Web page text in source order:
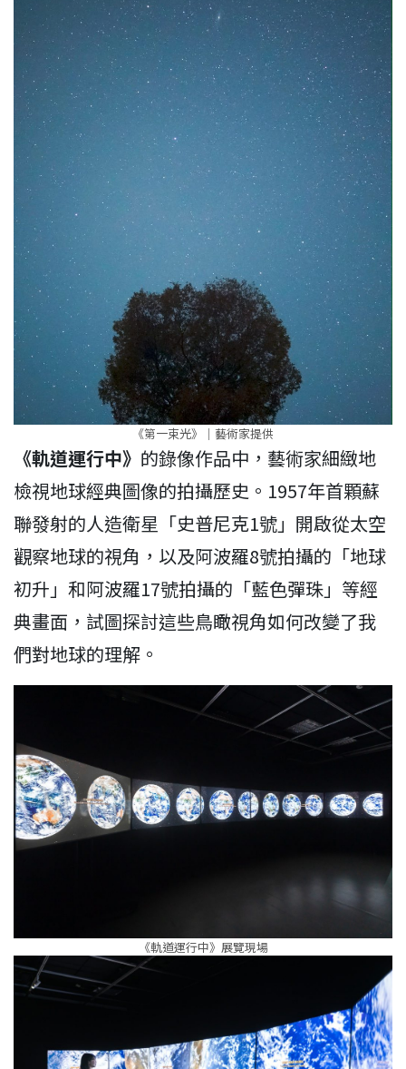
《第一束光》｜藝術家提供
《軌道運行中》 的錄像作品中，藝術家細緻地
檢視地球經典圖像的拍攝歷史。1957年首顆蘇
聯發射的人造衛星「史普尼克1號」開啟從太空
觀察地球的視角，以及阿波羅8號拍攝的「地球
初升」和阿波羅17號拍攝的「藍色彈珠」等經
典畫面，試圖探討這些鳥瞰視角如何改變了我
們對地球的理解。
《軌道運行中》展覽現場